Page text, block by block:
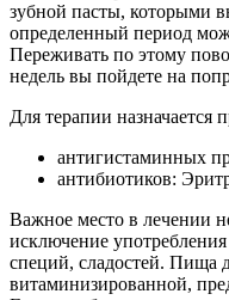
зубной пасты, которыми
определенный период
Переживать по этому
недель вы пойдете на
Для терапии назначается
антигистаминных
антибиотиков:
Важное место в лечении
исключение
специй, сладостей. Пища
витаминизированной,